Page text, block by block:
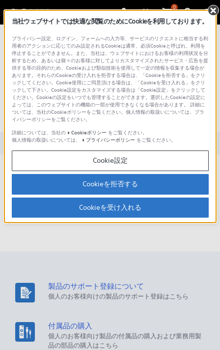
0
総合サポート・お問い合わせ
文書番号 : S1502230070116 / 最終更新日 : 2025/03/11
表示言語の切り替えはできます
か？（PXWショルダー）
対象製品カテゴリー・製品
選択可能です。
対象機種：PXW-X400、PXW-X400KC、PXW-X400KF、PXW-
X500、PXW-Z450、PXW-Z750
切り替え操作手順は以下です。
MENU＞Maintenance＞Language
製品のサポート登録について
個人のお客様向けの製品のサポート登録はこちら
付属品の購入
個人のお客様向け製品の付属品の購入および業務用製
品の部品の購入はこちら
当社ウェブサイトでは快適な閲覧のためにCookieを利用しております。
プライバシー設定、ログイン、フォームへの入力等、サービスのリクエストに相当する利
用者のアクションに応じてのみ設定されるCookieは通常、必須Cookieと呼ばれ、利用を
停止することができません。また、当社は、ウェブサイトにおけるお客様の利用状況を分
析するため、あるいは個々のお客様に対してよりカスタマイズされたサービス・広告を提
供する等の目的のため、Cookieおよび類似技術を使用して一定の情報を収集する場合が
あります。それらのCookieの受け入れを拒否する場合は、「Cookieを拒否する」をクリ
ックしてください。Cookie使用にご同意頂ける場合は、「Cookieを受け入れる」をクリ
ックして下さい。Cookie設定をカスタマイズする場合は「Cookie設定」をクリックして
ください。Cookieの設定をいつでも管理することができます。選択したCookieの設定に
よっては、このウェブサイトの機能の一部が使用できなくなる場合があります。 詳細に
ついては、当社のCookieポリシーをご覧ください。個人情報の取扱いについては、プラ
イバシーポリシーをご覧ください。
詳細については、当社の
Cookieポリシー をご覧ください。
個人情報の取扱いについては、
プライバシーポリシー をご覧ください。
Cookie設定
Cookieを拒否する
Cookieを受け入れる